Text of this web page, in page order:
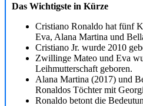
Das Wichtigste in Kürze
Cristiano Ronaldo hat fünf
Eva, Alana Martina und
Cristiano Jr. wurde 2010
Zwillinge Mateo und Eva
Leihmutterschaft geboren.
Alana Martina (2017) und
Ronaldos Töchter mit
Ronaldo betont die